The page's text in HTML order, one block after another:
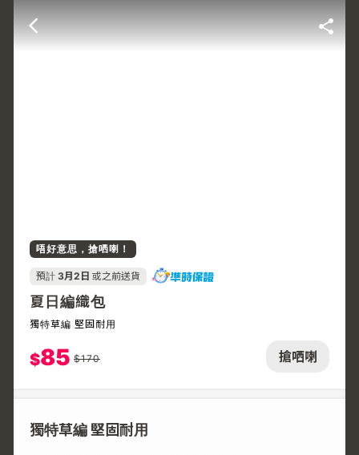
搶哂喇
唔好意思，搶哂喇！
預計 3月2日 或之前送貨
夏日編織包
獨特草編 堅固耐用
$85 $170
獨特草編 堅固耐用